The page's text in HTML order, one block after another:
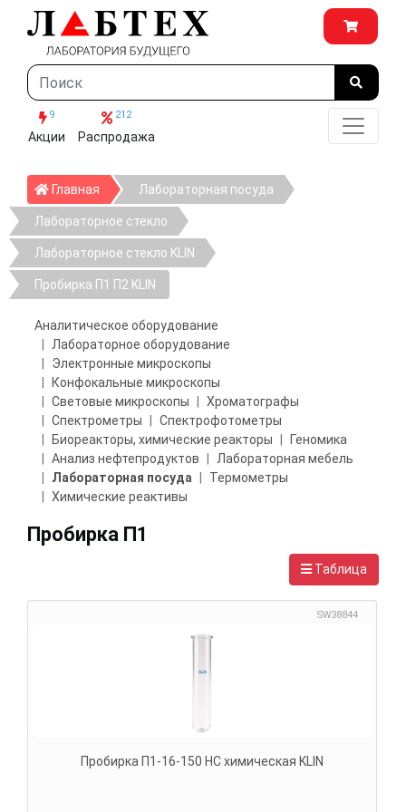
9
Акции
212
Распродажа
Главная ГлавнаяЛабораторная посуда
Лабораторное стекло
Лабораторное стекло KLIN
Пробирка П1 П2 KLIN
Аналитическое оборудование
Лабораторное оборудование
Электронные микроскопы
Конфокальные микроскопы
Световые микроскопы
Хроматографы
Спектрометры
Спектрофотометры
Биореакторы, химические реакторы
Геномика
Анализ нефтепродуктов
Лабораторная мебель
Лабораторная посуда
Термометры
Химические реактивы
Пробирка П1
Таблица
SW38844
Пробирка П1-16-150 НС химическая KLIN